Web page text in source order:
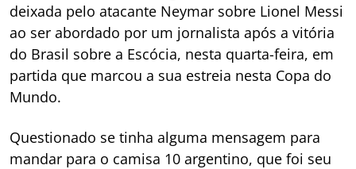
deixada pelo atacante Neymar sobre Lionel Messi
ao ser abordado por um jornalista após a vitória
do Brasil sobre a Escócia, nesta quarta-feira, em
partida que marcou a sua estreia nesta Copa do
Mundo.
Questionado se tinha alguma mensagem para
mandar para o camisa 10 argentino, que foi seu